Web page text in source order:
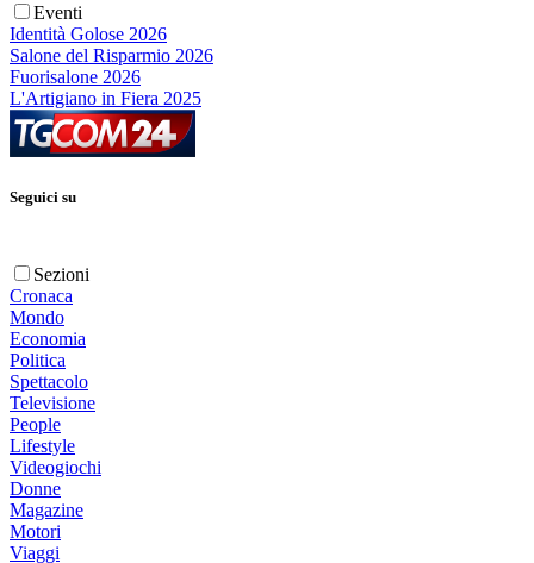
Eventi
Identità Golose 2026
Salone del Risparmio 2026
Fuorisalone 2026
L'Artigiano in Fiera 2025
Seguici su
Sezioni
Cronaca
Mondo
Economia
Politica
Spettacolo
Televisione
People
Lifestyle
Videogiochi
Donne
Magazine
Motori
Viaggi